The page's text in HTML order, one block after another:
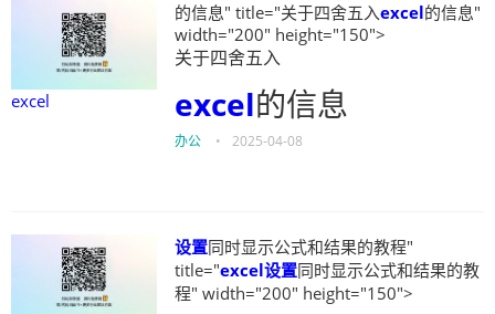
excel
的信息" title="关于四舍五入excel的信息"
width="200" height="150">
关于四舍五入
excel的信息
办公 • 2025-04-08
设置同时显示公式和结果的教程"
title="excel设置同时显示公式和结果的教
程" width="200" height="150">